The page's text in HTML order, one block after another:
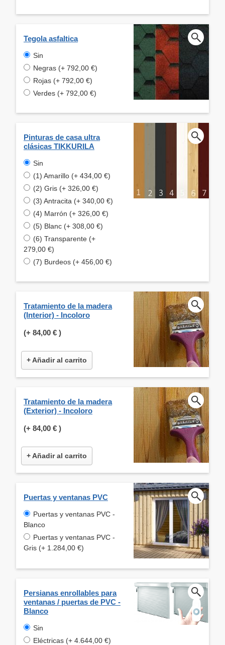
Tegola asfaltica
Sin
Negras (+ 792,00 €)
Rojas (+ 792,00 €)
Verdes (+ 792,00 €)
Pinturas de casa ultra
clásicas TIKKURILA
Sin
(1) Amarillo (+ 434,00 €)
(2) Gris (+ 326,00 €)
(3) Antracita (+ 340,00 €)
(4) Marrón (+ 326,00 €)
(5) Blanc (+ 308,00 €)
(6) Transparente (+
279,00 €)
(7) Burdeos (+ 456,00 €)
Tratamiento de la madera
(Interior) - Incoloro
(+ 84,00 € )
+ Añadir al carrito
Tratamiento de la madera
(Exterior) - Incoloro
(+ 84,00 € )
+ Añadir al carrito
Puertas y ventanas PVC
Puertas y ventanas PVC -
Blanco
Puertas y ventanas PVC -
Gris (+ 1.284,00 €)
Persianas enrollables para
ventanas / puertas de PVC -
Blanco
Sin
Eléctricas (+ 4.644,00 €)